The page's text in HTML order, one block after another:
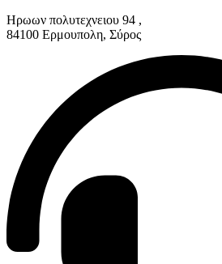
Ηρωων πολυτεχνειου 94 ,
84100 Ερμουπολη, Σύρος